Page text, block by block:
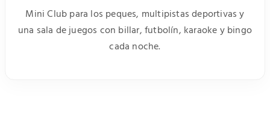
Mini Club para los peques, multipistas deportivas y
una sala de juegos con billar, futbolín, karaoke y bingo
cada noche.